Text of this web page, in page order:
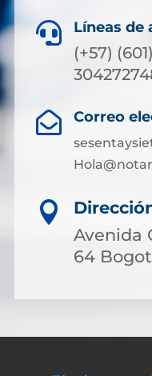
 Líneas de
(+57)
 Correo

Avenida
64